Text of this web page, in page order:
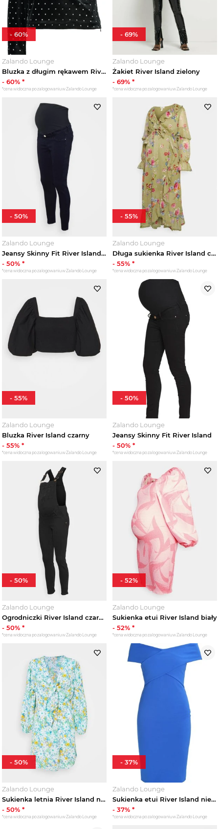
Zalando Lounge
Bluzka z długim rękawem River Island czarny
- 60% *
*cena widoczna po zalogowaniu w Zalando Lounge
- 60%
Zalando Lounge
Żakiet River Island zielony
- 69% *
*cena widoczna po zalogowaniu w Zalando Lounge
- 69%
Zalando Lounge
Jeansy Skinny Fit River Island granatowy
- 50% *
*cena widoczna po zalogowaniu w Zalando Lounge
- 50%
Zalando Lounge
Długa sukienka River Island czarny
- 55% *
*cena widoczna po zalogowaniu w Zalando Lounge
- 55%
Zalando Lounge
Bluzka River Island czarny
- 55% *
*cena widoczna po zalogowaniu w Zalando Lounge
- 55%
Zalando Lounge
Jeansy Skinny Fit River Island
- 50% *
*cena widoczna po zalogowaniu w Zalando Lounge
- 50%
Zalando Lounge
Ogrodniczki River Island czarny
- 50% *
*cena widoczna po zalogowaniu w Zalando Lounge
- 50%
Zalando Lounge
Sukienka etui River Island biały
- 52% *
*cena widoczna po zalogowaniu w Zalando Lounge
- 52%
Zalando Lounge
Sukienka letnia River Island niebieski
- 50% *
*cena widoczna po zalogowaniu w Zalando Lounge
- 50%
Zalando Lounge
Sukienka etui River Island niebieski
- 37% *
*cena widoczna po zalogowaniu w Zalando Lounge
- 37%